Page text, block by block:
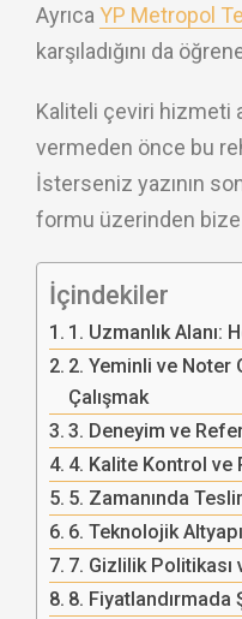
Ayrıca YP Metropol
karşıladığını da
Kaliteli çeviri hizmeti
vermeden önce bu
İsterseniz yazının
formu üzerinden
İçindekiler
1. Uzmanlık Alanı:
2. Yeminli ve Noter
Çalışmak
3. Deneyim ve
4. Kalite Kontrol ve
5. Zamanında
6. Teknolojik
7. Gizlilik Politikası
8. Fiyatlandırmada